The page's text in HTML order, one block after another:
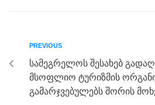
b
o
o
k
g
er
m p
p
PREVIOUS
სამეგრელოს შესახებ
მსოფლიო ტურიზმის
გამარჯვებულებს შორის